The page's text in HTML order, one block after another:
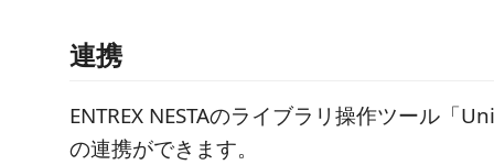
連携
ENTREX NESTAのライブラリ操作ツール「
の連携ができます。